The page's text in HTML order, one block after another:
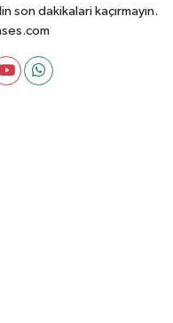
dakikalari kaçırmayın.